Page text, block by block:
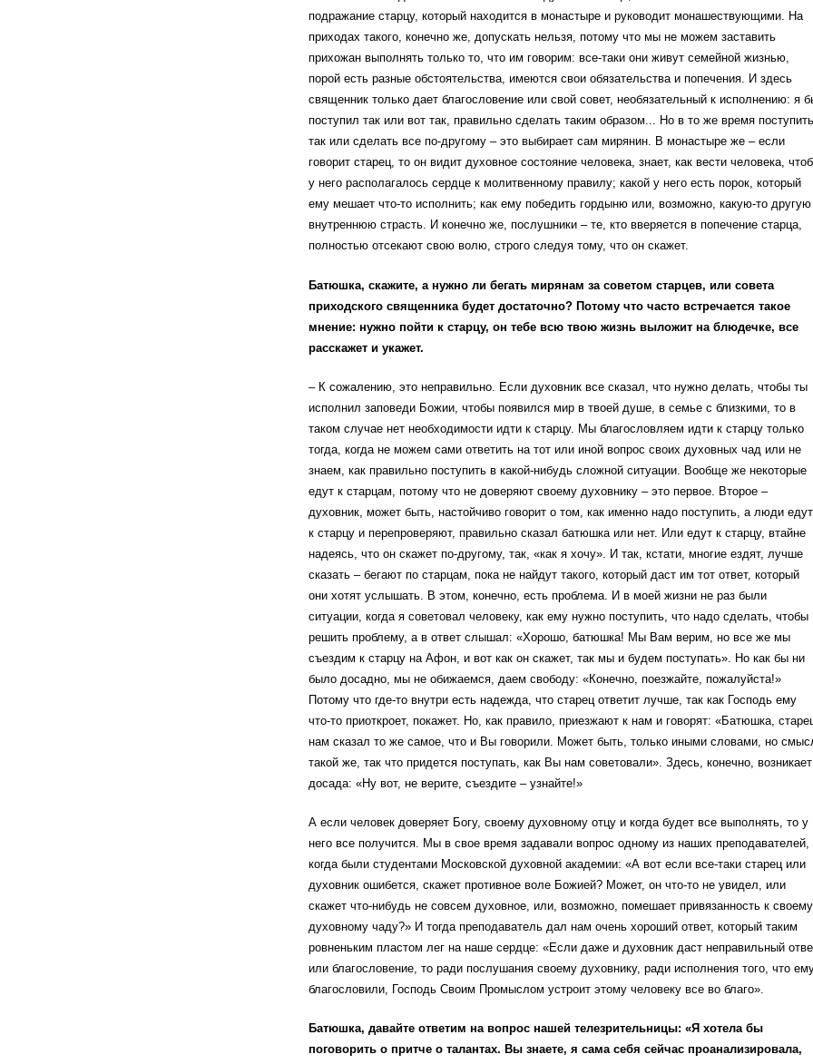
подражание старцу, который находится в монастыре и руководит монашествующими. На
приходах такого, конечно же, допускать нельзя, потому что мы не можем заставить
прихожан выполнять только то, что им говорим: все-таки они живут семейной жизнью,
порой есть разные обстоятельства, имеются свои обязательства и попечения. И здесь
священник только дает благословение или свой совет, необязательный к исполнению: я
поступил так или вот так, правильно сделать таким образом... Но в то же время поступить
так или сделать все по-другому – это выбирает сам мирянин. В монастыре же – если
говорит старец, то он видит духовное состояние человека, знает, как вести человека,
у него располагалось сердце к молитвенному правилу; какой у него есть порок, который
ему мешает что-то исполнить; как ему победить гордыню или, возможно, какую-то другую
внутреннюю страсть. И конечно же, послушники – те, кто вверяется в попечение старца,
полностью отсекают свою волю, строго следуя тому, что он скажет.
Батюшка, скажите, а нужно ли бегать мирянам за советом старцев, или совета
приходского священника будет достаточно? Потому что часто встречается такое
мнение: нужно пойти к старцу, он тебе всю твою жизнь выложит на блюдечке, все
расскажет и укажет.
– К сожалению, это неправильно. Если духовник все сказал, что нужно делать, чтобы ты
исполнил заповеди Божии, чтобы появился мир в твоей душе, в семье с близкими, то в
таком случае нет необходимости идти к старцу. Мы благословляем идти к старцу только
тогда, когда не можем сами ответить на тот или иной вопрос своих духовных чад или не
знаем, как правильно поступить в какой-нибудь сложной ситуации. Вообще же некоторые
едут к старцам, потому что не доверяют своему духовнику – это первое. Второе –
духовник, может быть, настойчиво говорит о том, как именно надо поступить, а люди едут
к старцу и перепроверяют, правильно сказал батюшка или нет. Или едут к старцу, втайне
надеясь, что он скажет по-другому, так, «как я хочу». И так, кстати, многие ездят, лучше
сказать – бегают по старцам, пока не найдут такого, который даст им тот ответ, который
они хотят услышать. В этом, конечно, есть проблема. И в моей жизни не раз были
ситуации, когда я советовал человеку, как ему нужно поступить, что надо сделать, чтобы
решить проблему, а в ответ слышал: «Хорошо, батюшка! Мы Вам верим, но все же мы
съездим к старцу на Афон, и вот как он скажет, так мы и будем поступать». Но как бы ни
было досадно, мы не обижаемся, даем свободу: «Конечно, поезжайте, пожалуйста!»
Потому что где-то внутри есть надежда, что старец ответит лучше, так как Господь ему
что-то приоткроет, покажет. Но, как правило, приезжают к нам и говорят: «Батюшка,
нам сказал то же самое, что и Вы говорили. Может быть, только иными словами, но
такой же, так что придется поступать, как Вы нам советовали». Здесь, конечно, возникает
досада: «Ну вот, не верите, съездите – узнайте!»
А если человек доверяет Богу, своему духовному отцу и когда будет все выполнять, то у
него все получится. Мы в свое время задавали вопрос одному из наших преподавателей,
когда были студентами Московской духовной академии: «А вот если все-таки старец или
духовник ошибется, скажет противное воле Божией? Может, он что-то не увидел, или
скажет что-нибудь не совсем духовное, или, возможно, помешает привязанность к своему
духовному чаду?» И тогда преподаватель дал нам очень хороший ответ, который таким
ровненьким пластом лег на наше сердце: «Если даже и духовник даст неправильный
или благословение, то ради послушания своему духовнику, ради исполнения того, что
благословили, Господь Своим Промыслом устроит этому человеку все во благо».
Батюшка, давайте ответим на вопрос нашей телезрительницы: «Я хотела бы
поговорить о притче о талантах. Вы знаете, я сама себя сейчас проанализировала,